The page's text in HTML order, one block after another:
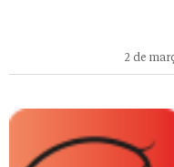
2 de